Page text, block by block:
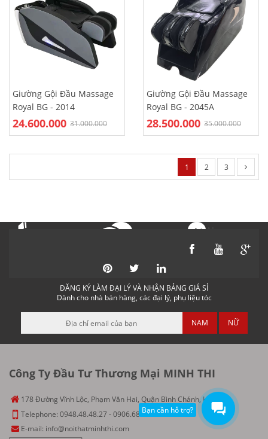
Giường Gội Đầu Massage
Royal BG - 2014
31.000.000
24.600.000
Giường Gội Đầu Massage
Royal BG - 2045A
35.000.000
28.500.000
1 2 3
Messenger
ĐĂNG KÝ LÀM ĐẠI LÝ VÀ NHẬN BẢNG GIÁ SỈ
Dành cho nhà bán hàng, các đại lý, phụ liệu tóc
NAM NỮ
Công Ty Đầu Tư Thương Mại MINH THI
178 Đường Vĩnh Lộc, Phạm Văn Hai, Quận Bình Chánh, HCM
Telephone: 0948.48.48.27-0906.686.151
E-mail: info@noithatminhthi.com
Bạn cần hỗ trợ?